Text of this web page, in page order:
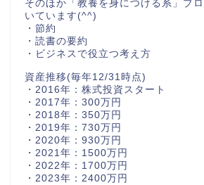
そのほか「教養を身につける系」ブ
いています(^^)
・節約
・読書の要約
・ビジネスで役立つ考え方
資産推移(毎年12/31時点)
・2016年：株式投資スタート
・2017年：300万円
・2018年：350万円
・2019年：730万円
・2020年：930万円
・2021年：1500万円
・2022年：1700万円
・2023年：2400万円